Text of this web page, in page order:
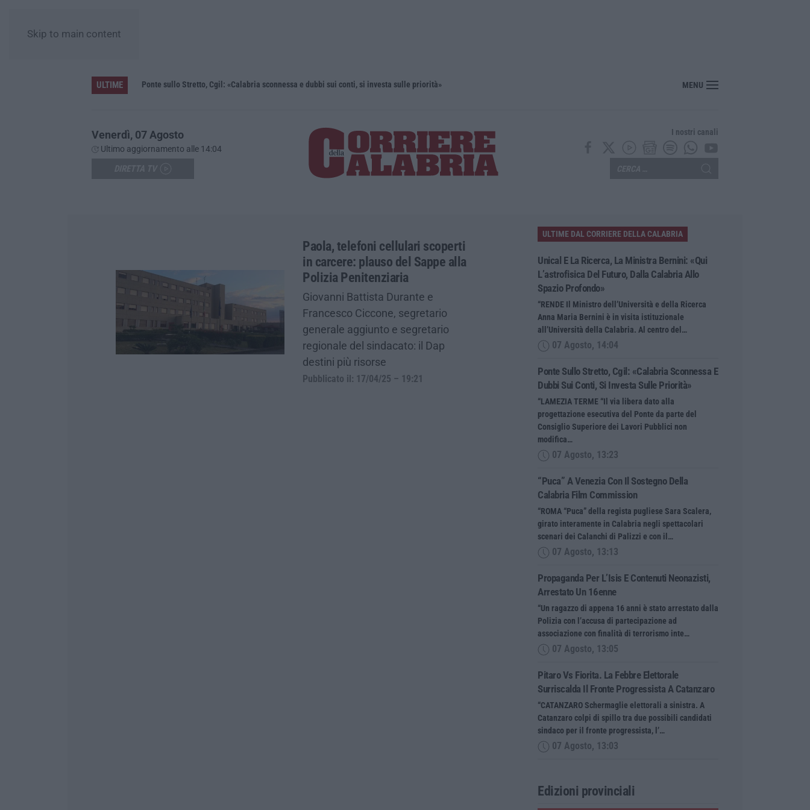
Skip to main content
ULTIME
Unical e la ricerca, la ministra Bernini: «Qui l’astrofisica del futuro, dalla Calabria allo spazio profondo» Ponte sullo Stretto, Cgil: «Calabria sconnessa e dubbi sui conti, si investa sulle priorità» “Puca” a Venezia con il sostegno della Calabria Film Commission
MENU
Venerdì, 07 Agosto
Ultimo aggiornamento alle 14:04
I nostri canali
Paola, telefoni cellulari scoperti
in carcere: plauso del Sappe alla
Polizia Penitenziaria
Giovanni Battista Durante e
Francesco Ciccone, segretario
generale aggiunto e segretario
regionale del sindacato: il Dap
destini più risorse
Pubblicato il: 17/04/25 – 19:21
ULTIME DAL CORRIERE DELLA CALABRIA
Unical E La Ricerca, La Ministra Bernini: «Qui
L’astrofisica Del Futuro, Dalla Calabria Allo
Spazio Profondo»
“RENDE Il Ministro dell’Università e della Ricerca
Anna Maria Bernini è in visita istituzionale
all’Università della Calabria. Al centro del…
07 Agosto, 14:04
Ponte Sullo Stretto, Cgil: «Calabria Sconnessa E
Dubbi Sui Conti, Si Investa Sulle Priorità»
“LAMEZIA TERME “Il via libera dato alla
progettazione esecutiva del Ponte da parte del
Consiglio Superiore dei Lavori Pubblici non
modifica…
07 Agosto, 13:23
“Puca” A Venezia Con Il Sostegno Della
Calabria Film Commission
“ROMA “Puca” della regista pugliese Sara Scalera,
girato interamente in Calabria negli spettacolari
scenari dei Calanchi di Palizzi e con il…
07 Agosto, 13:13
Propaganda Per L’Isis E Contenuti Neonazisti,
Arrestato Un 16enne
“Un ragazzo di appena 16 anni è stato arrestato dalla
Polizia con l’accusa di partecipazione ad
associazione con finalità di terrorismo inte…
07 Agosto, 13:05
Pitaro Vs Fiorita. La Febbre Elettorale
Surriscalda Il Fronte Progressista A Catanzaro
“CATANZARO Schermaglie elettorali a sinistra. A
Catanzaro colpi di spillo tra due possibili candidati
sindaco per il fronte progressista, l’…
07 Agosto, 13:03
Edizioni provinciali